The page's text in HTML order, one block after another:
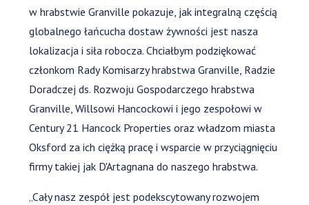
w hrabstwie Granville pokazuje, jak integralną częścią
globalnego łańcucha dostaw żywności jest nasza
lokalizacja i siła robocza. Chciałbym podziękować
członkom Rady Komisarzy hrabstwa Granville, Radzie
Doradczej ds. Rozwoju Gospodarczego hrabstwa
Granville, Willsowi Hancockowi i jego zespołowi w
Century 21 Hancock Properties oraz władzom miasta
Oksford za ich ciężką pracę i wsparcie w przyciągnięciu
firmy takiej jak D'Artagnana do naszego hrabstwa.
„Cały nasz zespół jest podekscytowany rozwojem